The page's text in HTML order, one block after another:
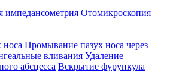
импедансометрия Отомикроскопия
Промывание пазух носа через
вливания Удаление
абсцесса Вскрытие фурункула